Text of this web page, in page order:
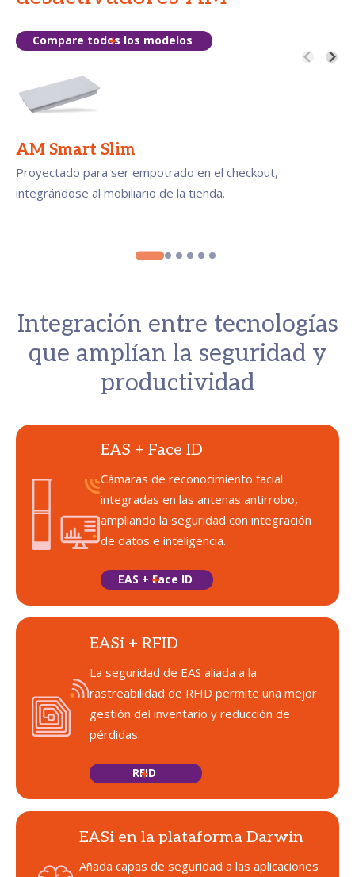
Compare todos los modelos
AM Smart Slim
Proyectado para ser empotrado en el checkout,
integrándose al mobiliario de la tienda.
Integración entre tecnologías
que amplían la seguridad y
productividad
EAS + Face ID
Cámaras de reconocimiento facial
integradas en las antenas antirrobo,
ampliando la seguridad con integración
de datos e inteligencia.
EAS + Face ID
EASi + RFID
La seguridad de EAS aliada a la
rastreabilidad de RFID permite una mejor
gestión del inventario y reducción de
pérdidas.
RFID
EASi en la plataforma Darwin
Añada capas de seguridad a las aplicaciones